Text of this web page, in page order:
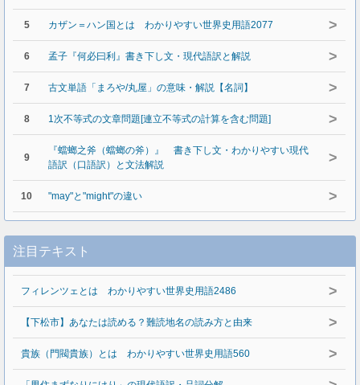
5 カザン＝ハン国とは わかりやすい世界史用語2077 >
6 孟子『何必曰利』書き下し文・現代語訳と解説 >
7 古文単語「まろや/丸屋」の意味・解説【名詞】 >
8 1次不等式の文章問題[連立不等式の計算を含む問題] >
9
『蟷螂之斧（蟷螂の斧）』 書き下し文・わかりやすい現代
語訳（口語訳）と文法解説
>
10 "may"と"might"の違い >
注目テキスト
フィレンツェとは わかりやすい世界史用語2486 >
【下松市】あなたは読める？難読地名の読み方と由来 >
貴族（門閥貴族）とは わかりやすい世界史用語560 >